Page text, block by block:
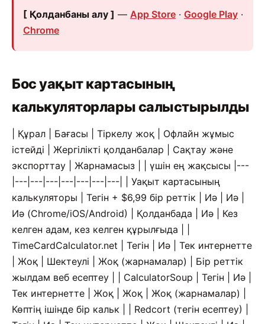
[ Қолданбаны алу ] — App Store · Google Play ·
Chrome
Бос уақыт картасының
калькуляторлары салыстырылды
| Құрал | Бағасы | Тіркелу жоқ | Офлайн жұмыс
істейді | Жергілікті қолданбалар | Сақтау және
экспорттау | Жарнамасыз | | үшін ең жақсысы |---
|---|---|---|---|---|---|---| | Уақыт картасының
калькуляторы | Тегін + $6,99 бір реттік | Иә | Иә |
Иә (Chrome/iOS/Android) | Қолданбада | Иә | Кез
келген адам, кез келген құрылғыда | |
TimeCardCalculator.net | Тегін | Иә | Тек интернетте
| Жоқ | Шектеулі | Жоқ (жарнамалар) | Бір реттік
жылдам веб есептеу | | CalculatorSoup | Тегін | Иә |
Тек интернетте | Жоқ | Жоқ | Жоқ (жарнамалар) |
Көптің ішінде бір кальк | | Redcort (тегін есептеу) |